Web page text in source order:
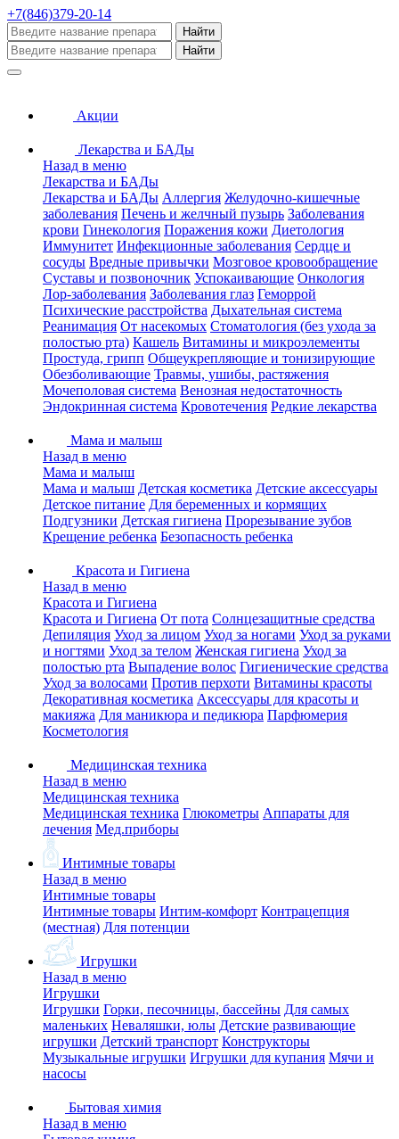
+7(846)379-20-14
Найти
Найти
Акции
Лекарства и БАДы
Назад в меню
Лекарства и БАДы
Лекарства и БАДы Аллергия Желудочно-кишечные
заболевания Печень и желчный пузырь Заболевания
крови Гинекология Поражения кожи Диетология
Иммунитет Инфекционные заболевания Сердце и
сосуды Вредные привычки Мозговое кровообращение
Суставы и позвоночник Успокаивающие Онкология
Лор-заболевания Заболевания глаз Геморрой
Психические расстройства Дыхательная система
Реанимация От насекомых Стоматология (без ухода за
полостью рта) Кашель Витамины и микроэлементы
Простуда, грипп Общеукрепляющие и тонизирующие
Обезболивающие Травмы, ушибы, растяжения
Мочеполовая система Венозная недостаточность
Эндокринная система Кровотечения Редкие лекарства
Мама и малыш
Назад в меню
Мама и малыш
Мама и малыш Детская косметика Детские аксессуары
Детское питание Для беременных и кормящих
Подгузники Детская гигиена Прорезывание зубов
Крещение ребенка Безопасность ребенка
Красота и Гигиена
Назад в меню
Красота и Гигиена
Красота и Гигиена От пота Солнцезащитные средства
Депиляция Уход за лицом Уход за ногами Уход за руками
и ногтями Уход за телом Женская гигиена Уход за
полостью рта Выпадение волос Гигиенические средства
Уход за волосами Против перхоти Витамины красоты
Декоративная косметика Аксессуары для красоты и
макияжа Для маникюра и педикюра Парфюмерия
Косметология
Медицинская техника
Назад в меню
Медицинская техника
Медицинская техника Глюкометры Аппараты для
лечения Мед.приборы
Интимные товары
Назад в меню
Интимные товары
Интимные товары Интим-комфорт Контрацепция
(местная) Для потенции
Игрушки
Назад в меню
Игрушки
Игрушки Горки, песочницы, бассейны Для самых
маленьких Неваляшки, юлы Детские развивающие
игрушки Детский транспорт Конструкторы
Музыкальные игрушки Игрушки для купания Мячи и
насосы
Бытовая химия
Назад в меню